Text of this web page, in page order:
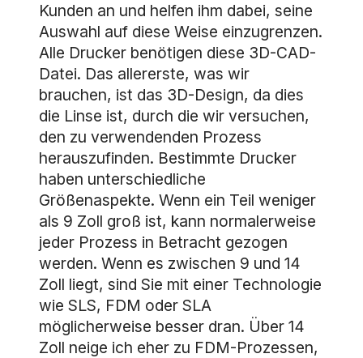
Kunden an und helfen ihm dabei, seine
Auswahl auf diese Weise einzugrenzen.
Alle Drucker benötigen diese 3D-CAD-
Datei. Das allererste, was wir
brauchen, ist das 3D-Design, da dies
die Linse ist, durch die wir versuchen,
den zu verwendenden Prozess
herauszufinden. Bestimmte Drucker
haben unterschiedliche
Größenaspekte. Wenn ein Teil weniger
als 9 Zoll groß ist, kann normalerweise
jeder Prozess in Betracht gezogen
werden. Wenn es zwischen 9 und 14
Zoll liegt, sind Sie mit einer Technologie
wie SLS, FDM oder SLA
möglicherweise besser dran. Über 14
Zoll neige ich eher zu FDM-Prozessen,